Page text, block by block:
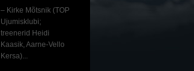
MÕTSNIK
– Kirke Mõtsnik (TOP
Ujumisklubi;
treenerid Heidi
Kaasik, Aarne-Vello
Kersa)...